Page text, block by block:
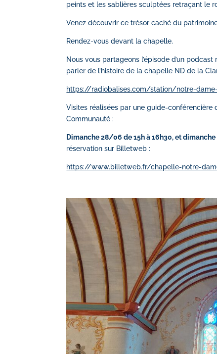
peints et les sablières sculptées retraçant le
Venez découvrir ce trésor caché du
Rendez-vous devant la chapelle.
Nous vous partageons l’épisode d’un
parler de l’histoire de la chapelle ND de la
https://radiobalises.com/station/notre-
Visites réalisées par une guide-conférencière
Communauté :
Dimanche 28/06 de 15h à 16h30, et
réservation sur Billetweb :
https://www.billetweb.fr/chapelle-notre-